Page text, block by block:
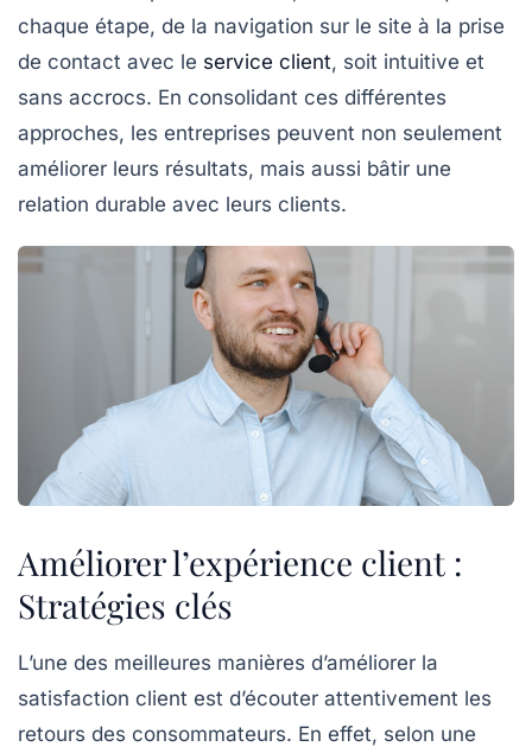
chaque étape, de la navigation sur le site à la prise
de contact avec le service client, soit intuitive et
sans accrocs. En consolidant ces différentes
approches, les entreprises peuvent non seulement
améliorer leurs résultats, mais aussi bâtir une
relation durable avec leurs clients.
Améliorer l’expérience client :
Stratégies clés
L’une des meilleures manières d’améliorer la
satisfaction client est d’écouter attentivement les
retours des consommateurs. En effet, selon une